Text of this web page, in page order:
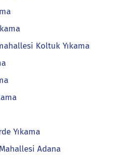
Koltuk Yıkama
Yıkama
Adana